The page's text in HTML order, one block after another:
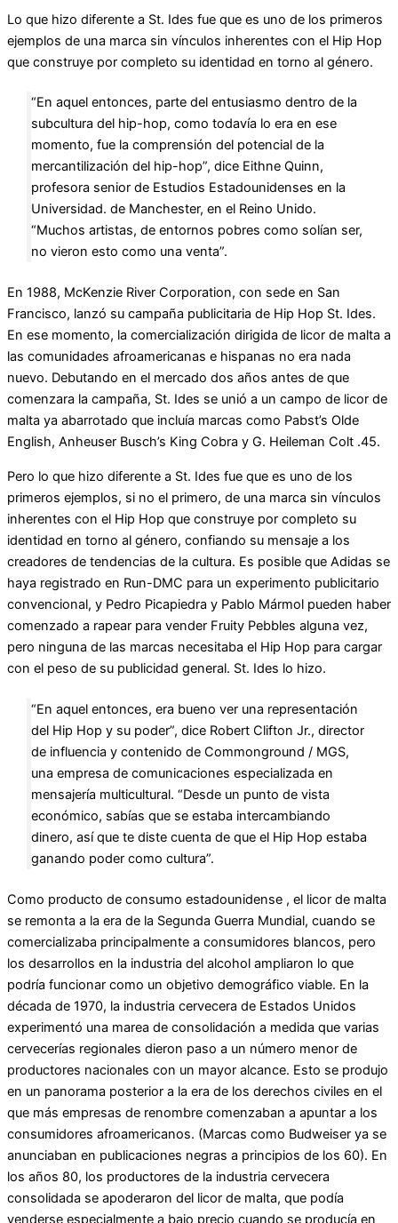
Lo que hizo diferente a St. Ides fue que es uno de los primeros
ejemplos de una marca sin vínculos inherentes con el Hip Hop
que construye por completo su identidad en torno al género.
“En aquel entonces, parte del entusiasmo dentro de la
subcultura del hip-hop, como todavía lo era en ese
momento, fue la comprensión del potencial de la
mercantilización del hip-hop”, dice Eithne Quinn,
profesora senior de Estudios Estadounidenses en la
Universidad. de Manchester, en el Reino Unido.
“Muchos artistas, de entornos pobres como solían ser,
no vieron esto como una venta”.
En 1988, McKenzie River Corporation, con sede en San
Francisco, lanzó su campaña publicitaria de Hip Hop St. Ides.
En ese momento, la comercialización dirigida de licor de malta a
las comunidades afroamericanas e hispanas no era nada
nuevo. Debutando en el mercado dos años antes de que
comenzara la campaña, St. Ides se unió a un campo de licor de
malta ya abarrotado que incluía marcas como Pabst’s Olde
English, Anheuser Busch’s King Cobra y G. Heileman Colt .45.
Pero lo que hizo diferente a St. Ides fue que es uno de los
primeros ejemplos, si no el primero, de una marca sin vínculos
inherentes con el Hip Hop que construye por completo su
identidad en torno al género, confiando su mensaje a los
creadores de tendencias de la cultura. Es posible que Adidas se
haya registrado en Run-DMC para un experimento publicitario
convencional, y Pedro Picapiedra y Pablo Mármol pueden haber
comenzado a rapear para vender Fruity Pebbles alguna vez,
pero ninguna de las marcas necesitaba el Hip Hop para cargar
con el peso de su publicidad general. St. Ides lo hizo.
“En aquel entonces, era bueno ver una representación
del Hip Hop y su poder”, dice Robert Clifton Jr., director
de influencia y contenido de Commonground / MGS,
una empresa de comunicaciones especializada en
mensajería multicultural. “Desde un punto de vista
económico, sabías que se estaba intercambiando
dinero, así que te diste cuenta de que el Hip Hop estaba
ganando poder como cultura”.
Como producto de consumo estadounidense , el licor de malta
se remonta a la era de la Segunda Guerra Mundial, cuando se
comercializaba principalmente a consumidores blancos, pero
los desarrollos en la industria del alcohol ampliaron lo que
podría funcionar como un objetivo demográfico viable. En la
década de 1970, la industria cervecera de Estados Unidos
experimentó una marea de consolidación a medida que varias
cervecerías regionales dieron paso a un número menor de
productores nacionales con un mayor alcance. Esto se produjo
en un panorama posterior a la era de los derechos civiles en el
que más empresas de renombre comenzaban a apuntar a los
consumidores afroamericanos. (Marcas como Budweiser ya se
anunciaban en publicaciones negras a principios de los 60). En
los años 80, los productores de la industria cervecera
consolidada se apoderaron del licor de malta, que podía
venderse especialmente a bajo precio cuando se producía en